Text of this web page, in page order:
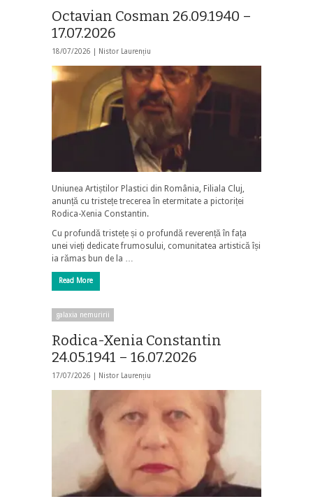
Octavian Cosman 26.09.1940 –
17.07.2026
18/07/2026 | Nistor Laurențiu
Uniunea Artiștilor Plastici din România, Filiala Cluj,
anunță cu tristețe trecerea în etermitate a pictoriței
Rodica-Xenia Constantin.
Cu profundă tristețe și o profundă reverență în fața
unei vieți dedicate frumosului, comunitatea artistică își
ia rămas bun de la …
Read More
galaxia nemuririi
Rodica-Xenia Constantin
24.05.1941 – 16.07.2026
17/07/2026 | Nistor Laurențiu